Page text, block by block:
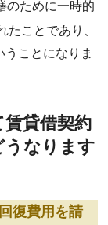
のために一時的
たことであり、
ことになりま
貸借契約
うなります
復費用を請